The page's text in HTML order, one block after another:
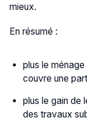
mieux.
En résumé :
plus le
couvre une
plus le gain de
des travaux